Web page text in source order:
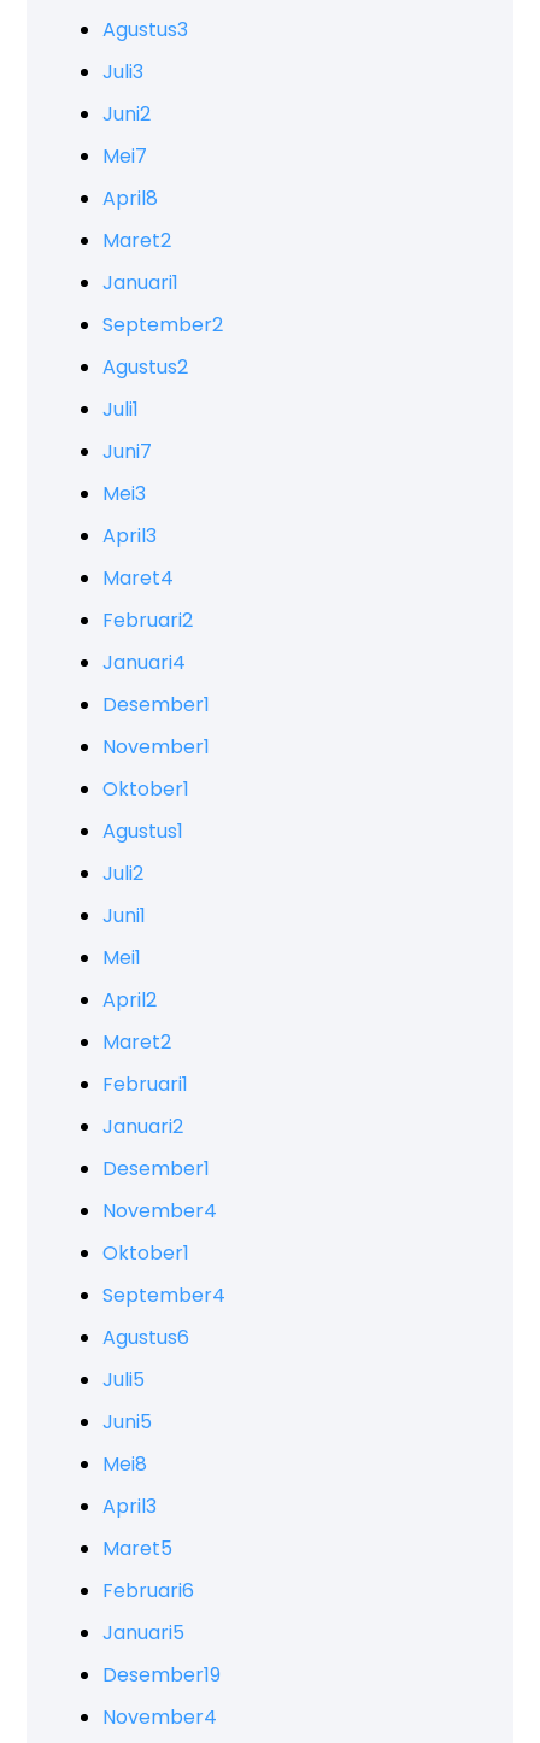
Agustus3
Juli3
Juni2
Mei7
April8
Maret2
Januari1
September2
Agustus2
Juli1
Juni7
Mei3
April3
Maret4
Februari2
Januari4
Desember1
November1
Oktober1
Agustus1
Juli2
Juni1
Mei1
April2
Maret2
Februari1
Januari2
Desember1
November4
Oktober1
September4
Agustus6
Juli5
Juni5
Mei8
April3
Maret5
Februari6
Januari5
Desember19
November4